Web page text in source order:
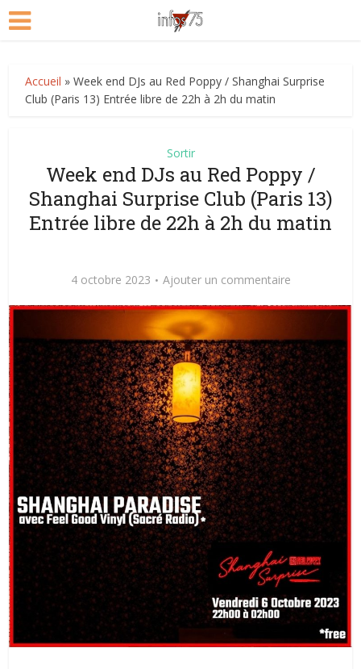
Accueil »Week end DJs au Red Poppy / Shanghai Surprise
Club (Paris 13) Entrée libre de 22h à 2h du matin
Sortir
Week end DJs au Red Poppy /
Shanghai Surprise Club (Paris 13)
Entrée libre de 22h à 2h du matin
4 octobre 2023 Ajouter un commentaire